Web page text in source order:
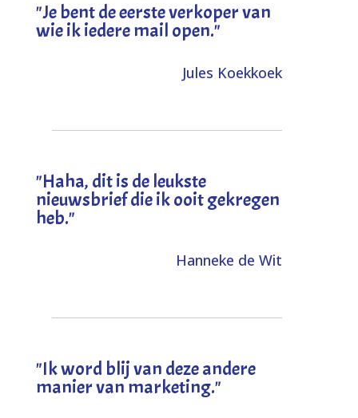
"Je bent de eerste verkoper van
wie ik iedere mail open."
Jules Koekkoek
"Haha, dit is de leukste
nieuwsbrief die ik ooit gekregen
heb."
Hanneke de Wit
"Ik word blij van deze andere
manier van marketing."